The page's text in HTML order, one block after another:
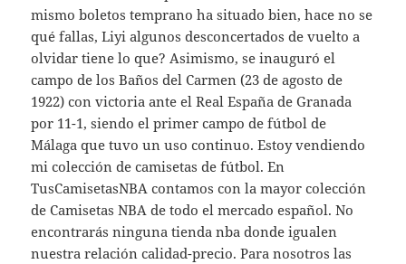
mismo boletos temprano ha situado bien, hace no se
qué fallas, Liyi algunos desconcertados de vuelto a
olvidar tiene lo que? Asimismo, se inauguró el
campo de los Baños del Carmen (23 de agosto de
1922) con victoria ante el Real España de Granada
por 11-1, siendo el primer campo de fútbol de
Málaga que tuvo un uso continuo. Estoy vendiendo
mi colección de camisetas de fútbol. En
TusCamisetasNBA contamos con la mayor colección
de Camisetas NBA de todo el mercado español. No
encontrarás ninguna tienda nba donde igualen
nuestra relación calidad-precio. Para nosotros las